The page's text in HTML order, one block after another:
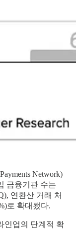
Network)
금융기관 수는
연환산 거래 처
로 확대됐다.
인업의 단계적 확